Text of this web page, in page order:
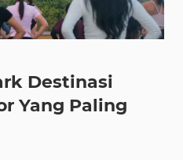
Destinasi
Yang Paling